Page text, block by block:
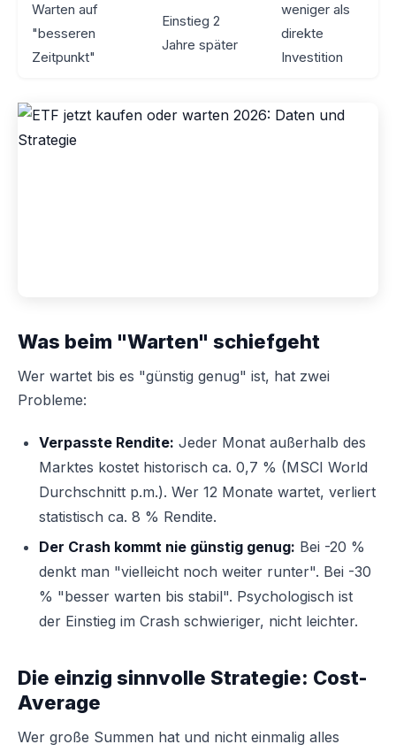
Warten auf
"besseren
Zeitpunkt"
Einstieg 2
Jahre später
weniger als
direkte
Investition
Was beim "Warten" schiefgeht
Wer wartet bis es "günstig genug" ist, hat zwei
Probleme:
Verpasste Rendite: Jeder Monat außerhalb des
Marktes kostet historisch ca. 0,7 % (MSCI World
Durchschnitt p.m.). Wer 12 Monate wartet, verliert
statistisch ca. 8 % Rendite.
Der Crash kommt nie günstig genug: Bei -20 %
denkt man "vielleicht noch weiter runter". Bei -30
% "besser warten bis stabil". Psychologisch ist
der Einstieg im Crash schwieriger, nicht leichter.
Die einzig sinnvolle Strategie: Cost-
Average
Wer große Summen hat und nicht einmalig alles